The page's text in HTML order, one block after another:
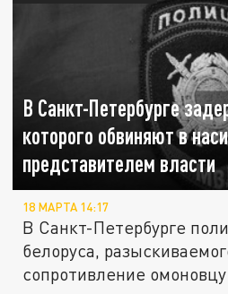
В Санкт-Петербурге
которого обвиняют в
представителем власти
18 МАРТА 14:17
В Санкт-Петербурге
белоруса,
сопротивление